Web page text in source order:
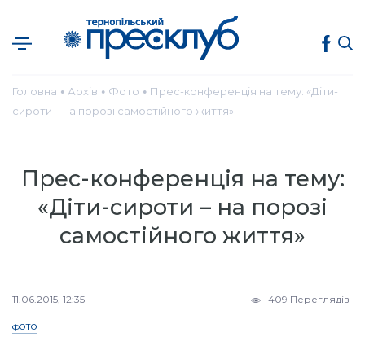
Головна ● Архів ● Фото ● Прес-конференція на тему: «Діти-
сироти – на порозі самостійного життя»
Прес-конференція на тему:
«Діти-сироти – на порозі
самостійного життя»
11.06.2015, 12:35 409 Переглядів
ФОТО